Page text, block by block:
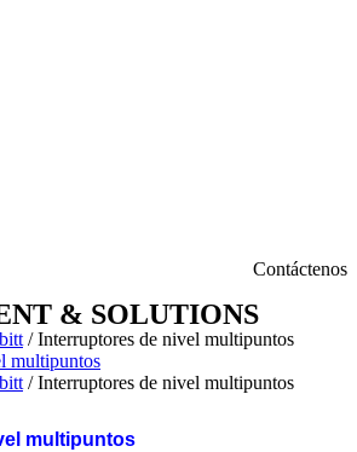
Contáctenos
& SOLUTIONS
/ Interruptores de nivel multipuntos
/ Interruptores de nivel multipuntos
multipuntos